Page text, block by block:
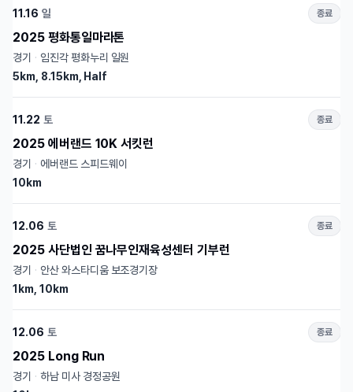
11.16 일 종료
2025 평화통일마라톤
경기 · 임진각 평화누리 일원
5km, 8.15km, Half
11.22 토 종료
2025 에버랜드 10K 서킷런
경기 · 에버랜드 스피드웨이
10km
12.06 토 종료
2025 사단법인 꿈나무인재육성센터 기부런
경기 · 안산 와스타디움 보조경기장
1km, 10km
12.06 토 종료
2025 Long Run
경기 · 하남 미사 경정공원